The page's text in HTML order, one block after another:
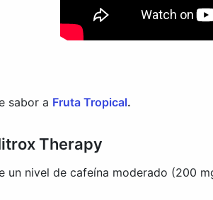
sabor a Fruta Tropical.
Therapy
un nivel de cafeína moderado (200